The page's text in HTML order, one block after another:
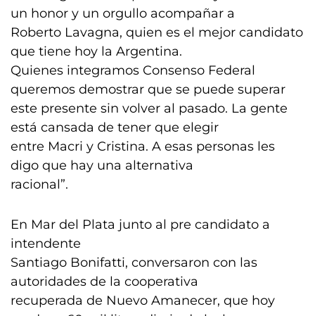
un honor y un orgullo acompañar a
Roberto Lavagna, quien es el mejor candidato
que tiene hoy la Argentina.
Quienes integramos Consenso Federal
queremos demostrar que se puede superar
este presente sin volver al pasado. La gente
está cansada de tener que elegir
entre Macri y Cristina. A esas personas les
digo que hay una alternativa
racional”.
En Mar del Plata junto al pre candidato a
intendente
Santiago Bonifatti, conversaron con las
autoridades de la cooperativa
recuperada de Nuevo Amanecer, que hoy